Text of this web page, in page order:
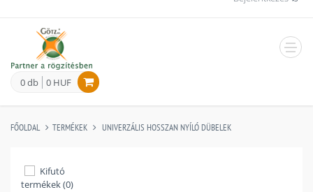
0 db 0 HUF
FŐOLDAL TERMÉKEK UNIVERZÁLIS HOSSZAN NYÍLÓ DÜBELEK
Kifutó
termékek (0)